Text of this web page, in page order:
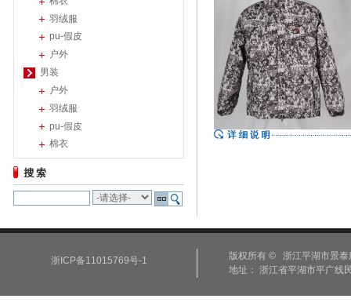
羽绒服
pu-假皮
户外
男装
户外
羽绒服
pu-假皮
棉衣
浙ICP备11015769号-1
版权所有 © 浙江平湖市景泰
地址： 浙江省平湖市平广